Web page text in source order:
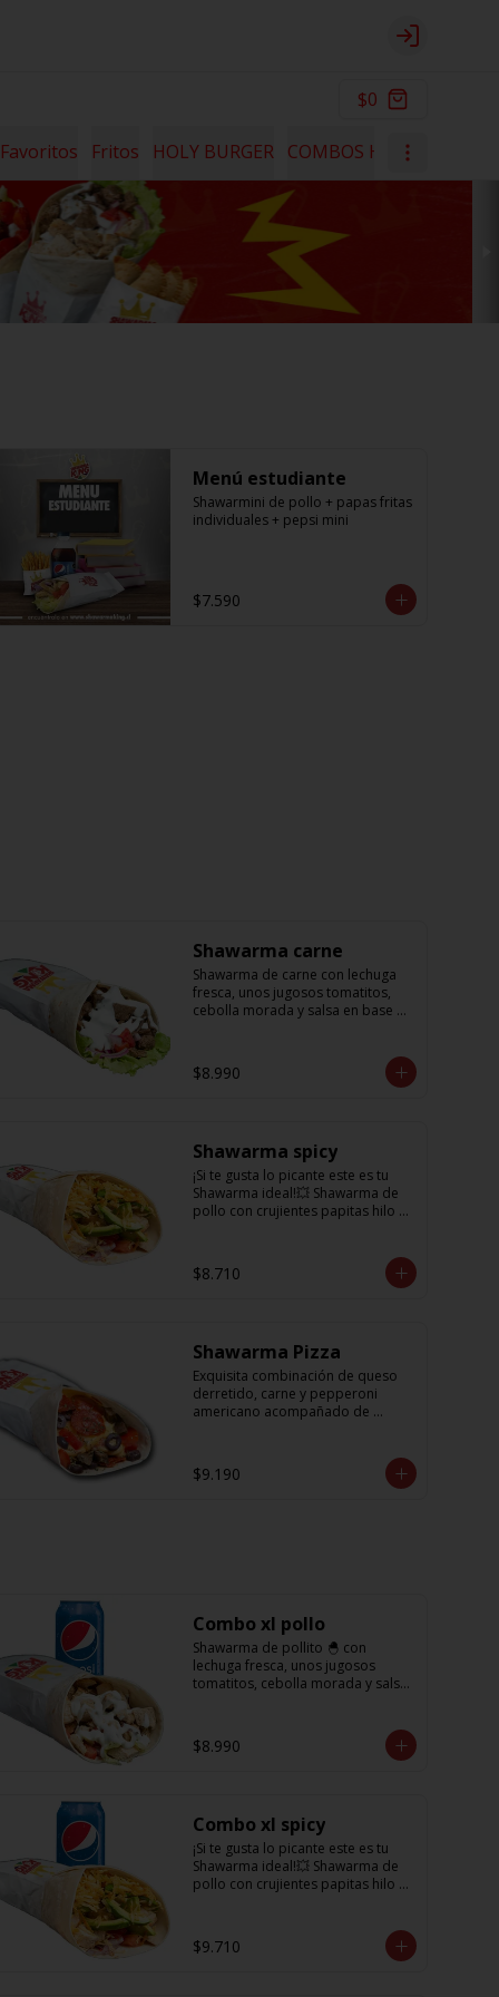
Login
$0
Favoritos Fritos HOLY BURGER COMBOS HOLY
Menú estudiante
Shawarmini de pollo + papas fritas
individuales + pepsi mini
$7.590
Shawarma carne
Shawarma de carne con lechuga
fresca, unos jugosos tomatitos,
cebolla morada y salsa en base a
$8.990
Shawarma spicy
¡Si te gusta lo picante este es tu
Shawarma ideal!💥 Shawarma de
pollo con crujientes papitas hilo
salsa spicy (picante)
$8.710
Shawarma Pizza
Exquisita combinación de queso
derretido, carne y pepperoni
americano acompañado de
oregano
$9.190
Combo xl pollo
Shawarma de pollito 🐣 con
lechuga fresca, unos jugosos
tomatitos, cebolla morada y salsa
$8.990
Combo xl spicy
¡Si te gusta lo picante este es tu
Shawarma ideal!💥 Shawarma de
pollo con crujientes papitas hilo
salsa spicy (picante) + Bebida
refrescante de 350cc PD: Si te
$9.710